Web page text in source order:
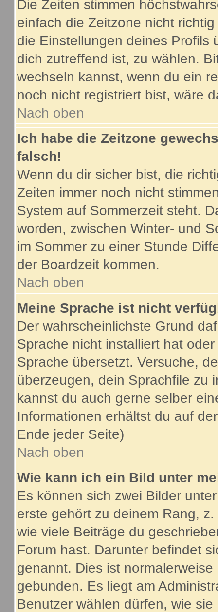
Die Zeiten stimmen
einfach die Zeitzone nicht
die Einstellungen deines Profils
dich zutreffend ist, zu wählen.
wechseln kannst, wenn du ein
noch nicht registriert bist, wäre
Nach oben
Ich habe die Zeitzone
falsch!
Wenn du dir sicher bist, die
Zeiten immer noch nicht
System auf Sommerzeit steht.
worden, zwischen Winter- und
im Sommer zu einer Stunde
der Boardzeit kommen.
Nach oben
Meine Sprache ist nicht
Der wahrscheinlichste Grund
Sprache nicht installiert hat
Sprache übersetzt. Versuche,
überzeugen, dein Sprachfile zu
kannst du auch gerne selber
Informationen erhältst du auf
Ende jeder Seite)
Nach oben
Wie kann ich ein Bild unter
Es können sich zwei Bilder
erste gehört zu deinem Rang,
wie viele Beiträge du
Forum hast. Darunter befindet
genannt. Dies ist
gebunden. Es liegt am
Benutzer wählen dürfen, wie